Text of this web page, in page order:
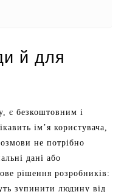
й для
є безкоштовним і
ім’я користувача,
не потрібно
дані або
рішення розробників:
зупинити людину від